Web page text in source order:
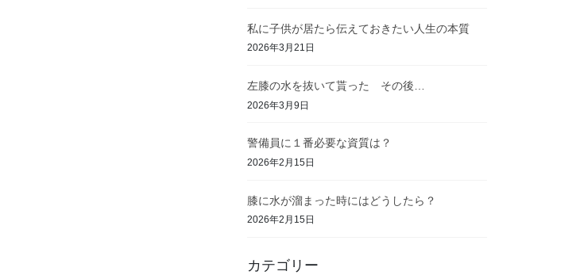
私に子供が居たら伝えておきたい人生の本質
2026年3月21日
左膝の水を抜いて貰った その後…
2026年3月9日
警備員に１番必要な資質は？
2026年2月15日
膝に水が溜まった時にはどうしたら？
2026年2月15日
カテゴリー